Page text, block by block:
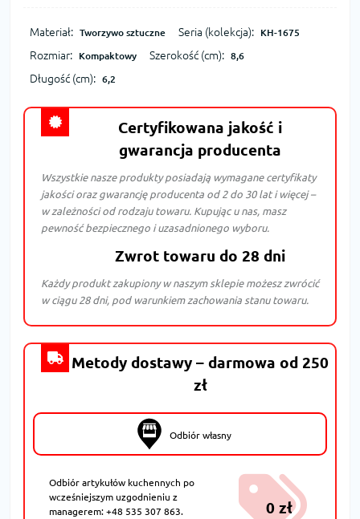
Materiał: Tworzywo sztuczne Seria (kolekcja): KH-1675
Rozmiar: Kompaktowy Szerokość (cm): 8,6
Długość (cm): 6,2
Certyfikowana jakość i
gwarancja producenta
Wszystkie nasze produkty posiadają wymagane certyfikaty
jakości oraz gwarancję producenta od 2 do 30 lat i więcej –
w zależności od rodzaju towaru. Kupując u nas, masz
pewność bezpiecznego i uzasadnionego wyboru.
Zwrot towaru do 28 dni
Każdy produkt zakupiony w naszym sklepie możesz zwrócić
w ciągu 28 dni, pod warunkiem zachowania stanu towaru.
Metody dostawy – darmowa od 250
zł
Odbiór własny
Odbiór artykułów kuchennych po
wcześniejszym uzgodnieniu z
managerem: +48 535 307 863.
0 zł